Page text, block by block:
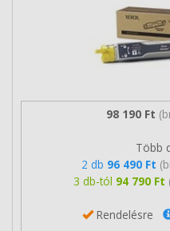
98 190 Ft
Több
2 db 96 490 Ft
3 db-tól 94 790 Ft
Rendelésre